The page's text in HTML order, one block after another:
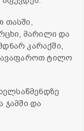
თასში,
მარილი და
კარაქში,
ტილო
ჯამში და